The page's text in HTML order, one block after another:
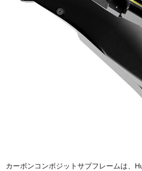
カーボンコンポジットサブフレームは、